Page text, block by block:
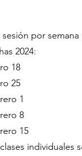
sesión por
2024:
18
25
1
8
15
individuales